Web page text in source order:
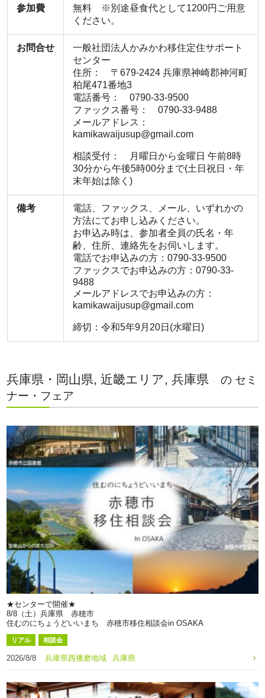
参加費
無料 ※別途昼食代として1200円ご用意
ください。
お問合せ
一般社団法人かみかわ移住定住サポート
センター
住所： 〒679-2424 兵庫県神崎郡神河町
柏尾471番地3
電話番号： 0790-33-9500
ファックス番号： 0790-33-9488
メールアドレス：
kamikawaijusup@gmail.com
相談受付： 月曜日から金曜日 午前8時
30分から午後5時00分まで(土日祝日・年
末年始は除く)
備考
電話、ファックス、メール、いずれかの
方法にてお申し込みください。
お申込み時は、参加者全員の氏名・年
齢、住所、連絡先をお伺いします。
電話でお申込みの方：0790-33-9500
ファックスでお申込みの方：0790-33-
9488
メールアドレスでお申込みの方：
kamikawaijusup@gmail.com
締切：令和5年9月20日(水曜日)
兵庫県・岡山県, 近畿エリア, 兵庫県
の セミ
ナー・フェア
★センターで開催★
8/8（土）兵庫県 赤穂市
住むのにちょうどいいまち 赤穂市移住相談会in OSAKA
リアル 相談会
2026/8/8 兵庫県西播磨地域 兵庫県